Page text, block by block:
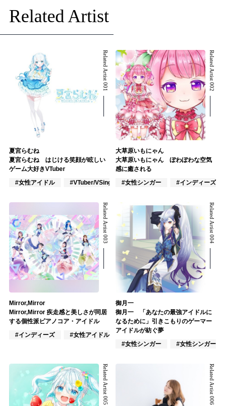
Related Artist
Related Artist 001
夏宮らむね
夏宮らむね はじける笑顔が眩しい
ゲーム大好きVTuber
#女性アイドル
#VTuber/VSinger #アニメ/ゲーム
Related Artist 002
大草原いもにゃん
大草原いもにゃん ぽわぽわな空気
感に癒される
#女性シンガー
#インディーズ
Related Artist 003
Mirror,Mirror
Mirror,Mirror 疾走感と美しさが同居
する個性派ピアノコア・アイドル
#インディーズ
#女性アイドル #ポップス
Related Artist 004
御月一
御月一 「あなたの最強アイドルに
なるために」引きこもりのゲーマー
アイドルが紡ぐ夢
#女性シンガー
#女性シンガーグ
Related Artist 005 Related Artist 006